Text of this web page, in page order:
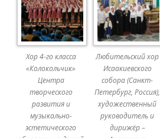
Хор 4-го класса
«Колокольчик»
Центра
творческого
развития и
музыкально-
эстетического
Любительский хор
Исаакиевского
собора (Санкт-
Петербург, Россия),
художественный
руководитель и
дирижёр –